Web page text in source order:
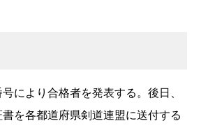
により合格者を発表する。後日、
を各都道府県剣道連盟に送付する